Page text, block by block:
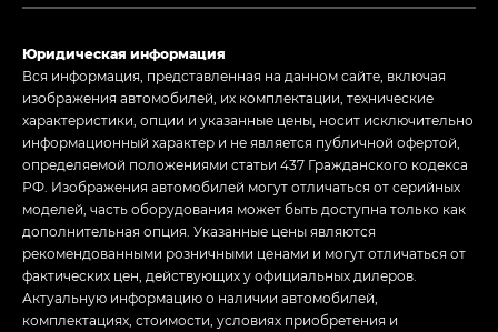
Юридическая информация
Вся информация, представленная на данном сайте, включая
изображения автомобилей, их комплектации, технические
характеристики, опции и указанные цены, носит исключительно
информационный характер и не является публичной офертой,
определяемой положениями статьи 437 Гражданского кодекса
РФ. Изображения автомобилей могут отличаться от серийных
моделей, часть оборудования может быть доступна только как
дополнительная опция. Указанные цены являются
рекомендованными розничными ценами и могут отличаться от
фактических цен, действующих у официальных дилеров.
Актуальную информацию о наличии автомобилей,
комплектациях, стоимости, условиях приобретения и